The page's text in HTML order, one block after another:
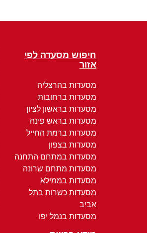
חיפוש מסעדה לפי
אזור
מסעדות בהרצליה
מסעדות ברחובות
מסעדות בראשון לציון
מסעדות בראש פינה
מסעדות ברמת החייל
מסעדות בצפון
מסעדות במתחם התחנה
מסעדות מתחם שרונה
מסעדות בממילא
מסעדות כשרות בתל
אביב
מסעדות בנמל יפו